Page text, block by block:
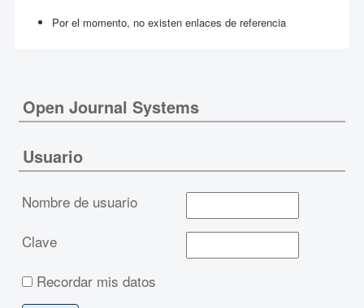
Por el momento, no existen enlaces de referencia
Open Journal Systems
Usuario
Nombre de usuario
Clave
Recordar mis datos